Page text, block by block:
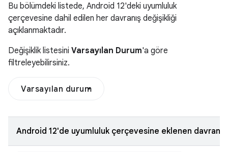
Bu bölümdeki listede, Android 12'deki uyumluluk
çerçevesine dahil edilen her davranış değişikliği
açıklanmaktadır.
Değişiklik listesini Varsayılan Durum'a göre
filtreleyebilirsiniz.
Varsayılan durum
Android 12'de uyumluluk çerçevesine eklenen